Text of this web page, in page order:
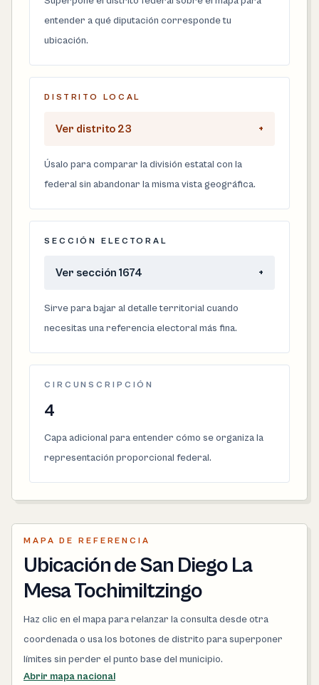
entender a qué diputación corresponde tu
ubicación.
DISTRITO LOCAL
Ver distrito 23 +
Úsalo para comparar la división estatal con la
federal sin abandonar la misma vista geográfica.
SECCIÓN ELECTORAL
Ver sección 1674 +
Sirve para bajar al detalle territorial cuando
necesitas una referencia electoral más fina.
CIRCUNSCRIPCIÓN
4
Capa adicional para entender cómo se organiza la
representación proporcional federal.
MAPA DE REFERENCIA
Ubicación de San Diego La
Mesa Tochimiltzingo
Haz clic en el mapa para relanzar la consulta desde otra
coordenada o usa los botones de distrito para superponer
límites sin perder el punto base del municipio.
Abrir mapa nacional